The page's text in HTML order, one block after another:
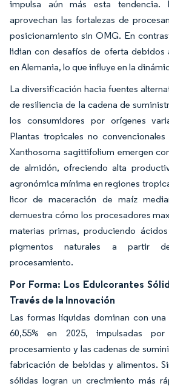
impulsa aún más esta tendencia.
aprovechan las fortalezas de
posicionamiento sin OMG. En
lidian con desafíos de oferta debidos
en Alemania, lo que influye en la
La diversificación hacia fuentes
de resiliencia de la cadena de
los consumidores por orígenes
Plantas tropicales no
Xanthosoma sagittifolium emergen
de almidón, ofreciendo alta
agronómica mínima en regiones
licor de maceración de maíz
demuestra cómo los procesadores
materias primas, produciendo
pigmentos naturales a partir
procesamiento.
Por Forma: Los Edulcorantes
Través de la Innovación
Las formas líquidas dominan con
60,55% en 2025, impulsadas
procesamiento y las cadenas de
fabricación de bebidas y alimentos.
sólidas logran un crecimiento más